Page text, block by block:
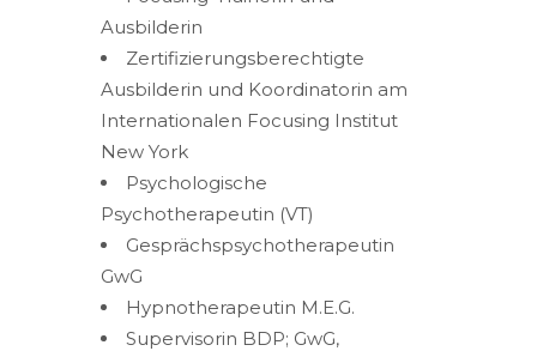
Ausbilderin
Zertifizierungsberechtigte
Ausbilderin und Koordinatorin am
Internationalen Focusing Institut
New York
Psychologische
Psychotherapeutin (VT)
Gesprächspsychotherapeutin
GwG
Hypnotherapeutin M.E.G.
Supervisorin BDP; GwG,